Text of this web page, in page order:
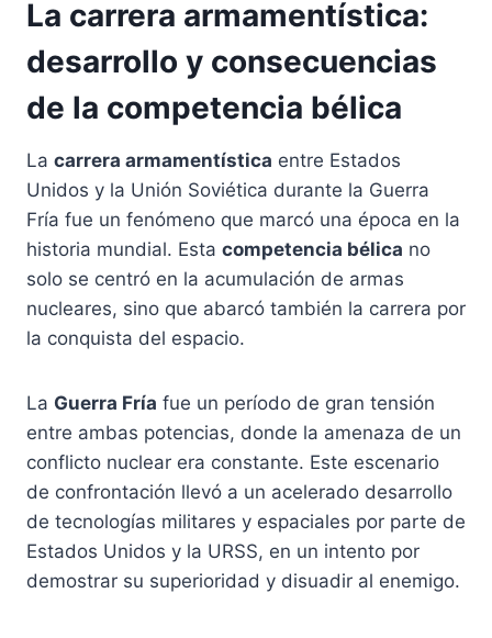
La carrera armamentística:
desarrollo y consecuencias
de la competencia bélica
La carrera armamentística entre Estados
Unidos y la Unión Soviética durante la Guerra
Fría fue un fenómeno que marcó una época en la
historia mundial. Esta competencia bélica no
solo se centró en la acumulación de armas
nucleares, sino que abarcó también la carrera por
la conquista del espacio.
La Guerra Fría fue un período de gran tensión
entre ambas potencias, donde la amenaza de un
conflicto nuclear era constante. Este escenario
de confrontación llevó a un acelerado desarrollo
de tecnologías militares y espaciales por parte de
Estados Unidos y la URSS, en un intento por
demostrar su superioridad y disuadir al enemigo.